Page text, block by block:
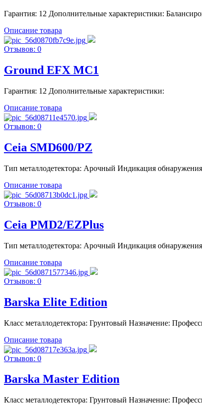
Гарантия: 12 Дополнительные характеристики:
Описание товара
Отзывов: 0
Ground EFX MC1
Гарантия: 12 Дополнительные характеристики:
Описание товара
Отзывов: 0
Ceia SMD600/PZ
Тип металлодетектора: Арочный Индикация
Описание товара
Отзывов: 0
Ceia PMD2/EZPlus
Тип металлодетектора: Арочный Индикация
Описание товара
Отзывов: 0
Barska Elite Edition
Класс металлодетектора: Грунтовый Назначение:
Описание товара
Отзывов: 0
Barska Master Edition
Класс металлодетектора: Грунтовый Назначение: